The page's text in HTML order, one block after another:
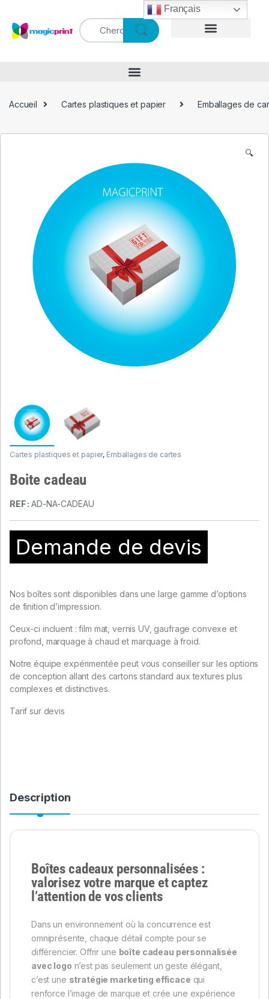
Accueil Cartes plastiques et papier Emballages de
🔍
Cartes plastiques et papier, Emballages de cartes
Boite cadeau
REF :AD-NA-CADEAU
Demande de devis
Nos boîtes sont disponibles dans une large gamme d’options
de finition d’impression.
Ceux-ci incluent : film mat, vernis UV, gaufrage convexe et
profond, marquage à chaud et marquage à froid.
Notre équipe expérimentée peut vous conseiller sur les options
de conception allant des cartons standard aux textures plus
complexes et distinctives.
Tarif sur devis
Description
Boîtes cadeaux personnalisées :
valorisez votre marque et captez
l’attention de vos clients
Dans un environnement où la concurrence est
omniprésente, chaque détail compte pour se
différencier. Offrir une boîte cadeau personnalisée
avec logo n’est pas seulement un geste élégant,
c’est une stratégie marketing efficace qui
renforce l’image de marque et crée une expérience
Français